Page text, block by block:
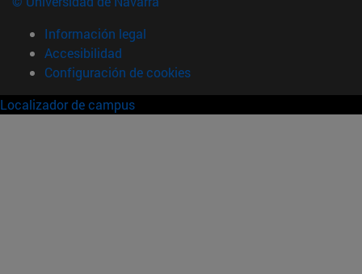
Información legal
Accesibilidad
Configuración de cookies
Localizador de campus